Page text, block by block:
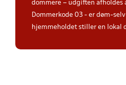
dommere – udgiften afholdes
Dommerkode 03 - er døm-
hjemmeholdet stiller en lokal